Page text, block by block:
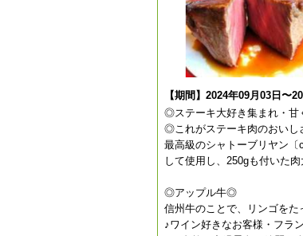
【期間】2024年09月03日〜
◎ステーキ大好き集まれ・
◎これがステーキ肉のおい
最高級のシャトーブリヤン
して使用し、250gも付いた
◎アップル牛◎
信州牛のことで、リンゴを
♪ワイン好きなお客様・フラ